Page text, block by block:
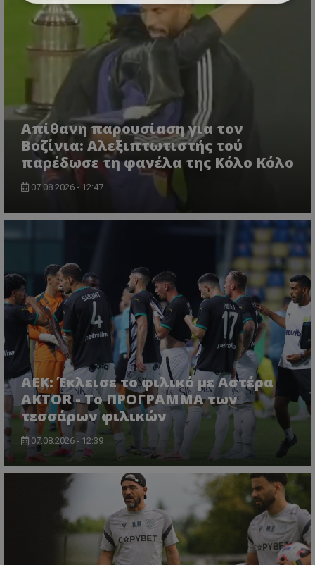
Απίθανη παρουσίαση για τον
Βοζίνια: Αλεξιπτωτιστής τού
παρέδωσε τη φανέλα της Κόλο Κόλο
07.08.2026 - 12:47
ΑΕΚ: Έκλεισε το φιλικό με Αστέρα
AKTOR - Το ΠΡΟΓΡΑΜΜΑ των
τεσσάρων φιλικών
07.08.2026 - 12:39